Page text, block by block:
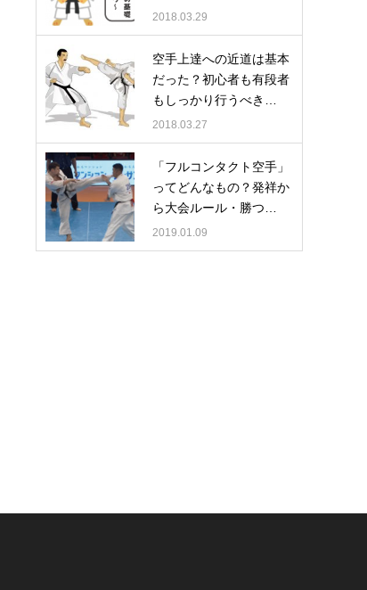
2018.03.29
空手上達への近道は基本
だった？初心者も有段者
もしっかり行うべき…
2018.03.27
「フルコンタクト空手」
ってどんなもの？発祥か
ら大会ルール・勝つ…
2019.01.09